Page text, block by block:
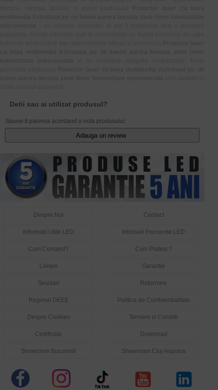
Detii sau ai utilizat produsul?
Spune-ti parerea acordand o nota produsului:
Adauga un review
Despre Noi Contact
Informatii Utile LED Intrebari Frecvente LED
Cum Comand? Cum Platesc?
Livrare Garantie
Sesizari Returnare
Regimul DEEE Politica de Confidentialitate
Despre Cookies Termeni si Conditii
Certificate Download
Showroom Bucuresti Showroom Cluj-Napoca